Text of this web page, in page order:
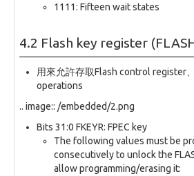
1111: Fifteen wait states
4.2 Flash key register
用來允許存取Flash control register
operations
.. image:: /embedded/2.png
Bits 31:0 FKEYR: FPEC key
The following values must be
consecutively to unlock the
allow programming/erasing it: